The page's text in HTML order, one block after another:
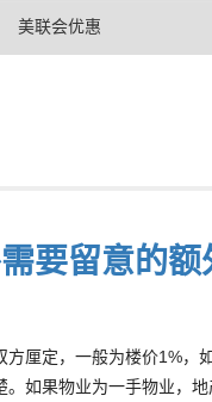
美联会优惠
要留意的额
厘定，一般为楼价1%，
如果物业为一手物业，地